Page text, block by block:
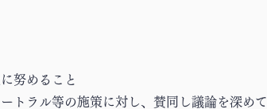
努めること
トラル等の施策に対し、賛同し議論を深めて